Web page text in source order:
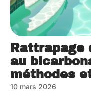
Rattrapage
au
méthodes
10 mars 2026